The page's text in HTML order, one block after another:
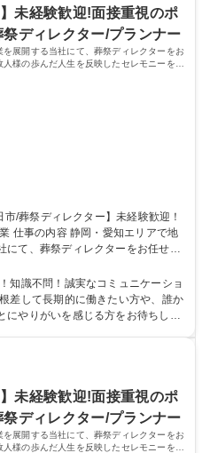
に成長していける方を求めていま
未経験歓迎!面接重視のポ
ディレクター/プランナー
展開する当社にて、葬祭ディレクターをお
様の歩んだ人生を反映したセレモニーを企
地
にて、葬祭ディレクターをお任せし
様の歩んだ人生を反映したセレモ
葬儀の準備・運営、法事などのアフ
故人様がどんな方だったかをお聞
変えずに別の職種へチャレンジす
知識不問！誠実なコミュニケーショ
差して長期的に働きたい方や、誰か
にやりがいを感じる方をお待ちして
を歓迎します。 【選考ポイント】
に、相手の課題を解決し、自ら実
見の良い温かなメンバーが揃ってお
が整っています。 学歴・資格
高校 語学力： 資格：第一種運転免
未経験歓迎!面接重視のポ
ディレクター/プランナー
展開する当社にて、葬祭ディレクターをお
様の歩んだ人生を反映したセレモニーを企